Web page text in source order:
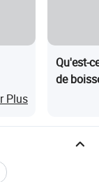
Plus
Qu'est-
de